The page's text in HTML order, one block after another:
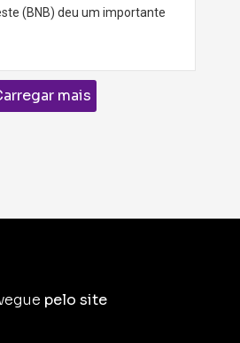
(BNB) deu um importante
mais
pelo site